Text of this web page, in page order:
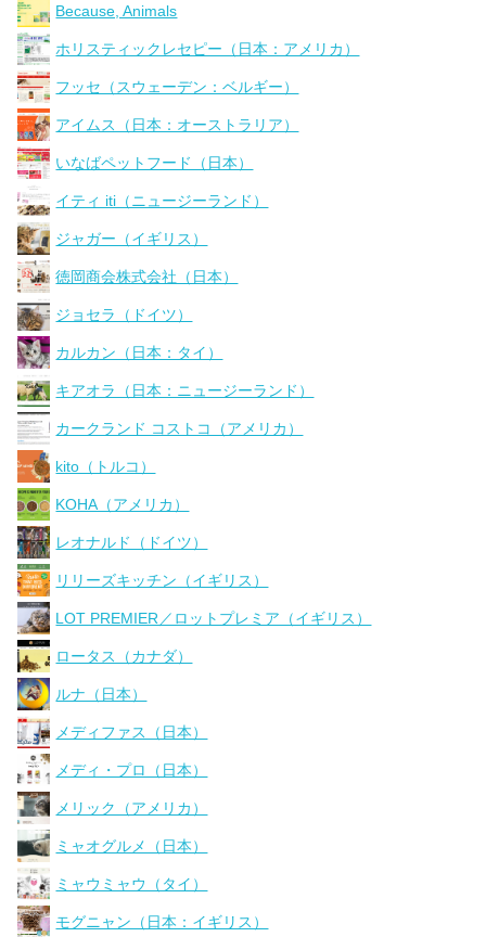
Because, Animals
ホリスティックレセピー（日本：アメリカ）
フッセ（スウェーデン：ベルギー）
アイムス（日本：オーストラリア）
いなばペットフード（日本）
イティ iti（ニュージーランド）
ジャガー（イギリス）
徳岡商会株式会社（日本）
ジョセラ（ドイツ）
カルカン（日本：タイ）
キアオラ（日本：ニュージーランド）
カークランド コストコ（アメリカ）
kito（トルコ）
KOHA（アメリカ）
レオナルド（ドイツ）
リリーズキッチン（イギリス）
LOT PREMIER／ロットプレミア（イギリス）
ロータス（カナダ）
ルナ（日本）
メディファス（日本）
メディ・プロ（日本）
メリック（アメリカ）
ミャオグルメ（日本）
ミャウミャウ（タイ）
モグニャン（日本：イギリス）